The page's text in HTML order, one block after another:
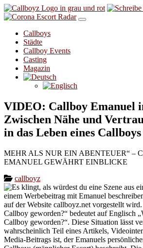
Skip to content
Callboys
Städte
Callboy Events
Casting
Magazin
VIDEO: Callboy Emanuel
Zwischen Nähe und
in das Leben eines Callboys
MEHR ALS NUR EIN ABENTEUER“ –
EMANUEL GEWÄHRT EINBLICKE
callboyz